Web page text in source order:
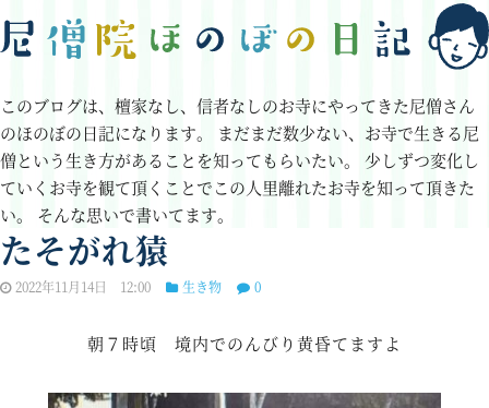
このブログは、檀家なし、信者なしのお寺にやってきた尼僧さん
のほのぼの日記になります。 まだまだ数少ない、お寺で生きる尼
僧という生き方があることを知ってもらいたい。
少しずつ変化し
ていくお寺を観て頂くことでこの人里離れたお寺を知って頂きた
い。 そんな思いで書いてます。
たそがれ猿
2022年11月14日 12:00 生き物 0
朝７時頃 境内でのんびり黄昏てますよ